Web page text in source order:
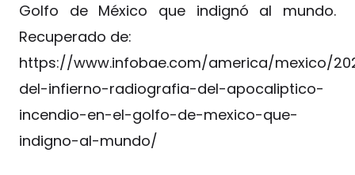
Golfo de México que indignó al mundo.
Recuperado de:
https://www.infobae.com/america/mexico/
del-infierno-radiografia-del-apocaliptico-
incendio-en-el-golfo-de-mexico-que-
indigno-al-mundo/